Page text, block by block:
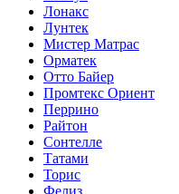
Лонакс
Лунтек
Мистер Матрас
Орматек
Отто Байер
Промтекс Ориент
Перрино
Райтон
Сонтелле
Татами
Торис
Фелиз